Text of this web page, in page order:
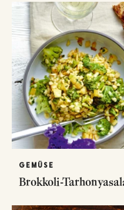
GEMÜSE
Brokkoli-